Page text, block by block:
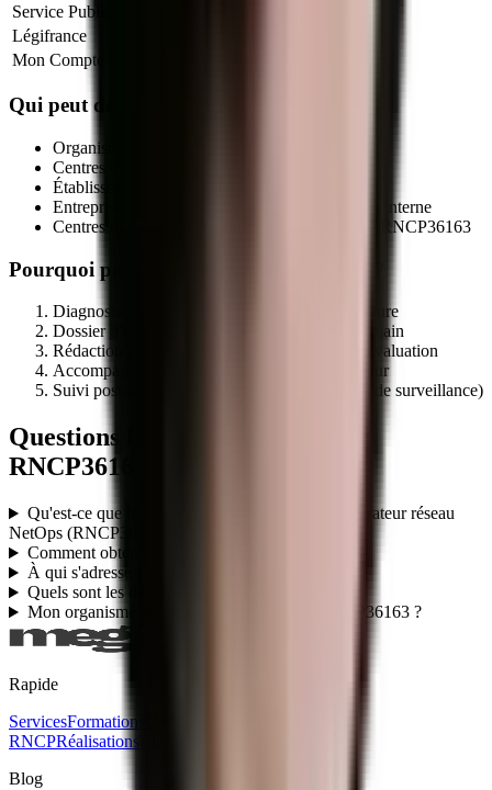
Service Public
Légifrance
Mon Compte Formation
Qui peut délivrer le titre
Organismes de formation déclarés (NDA actif)
Centres de formation d'apprentis (CFA)
Établissements publics de formation
Entreprises qualifiées via leur service formation interne
Centres habilités par le certificateur sur la fiche
RNCP36163
Pourquoi passer par MEG Business 360 ?
Diagnostic préalable d'éligibilité de votre structure
Dossier d'habilitation centre évaluateur clé en main
Rédaction programme + référentiel + outils d'évaluation
Accompagnement audit initial par le certificateur
Suivi post-habilitation (renouvellement, audits de surveillance)
Questions fréquentes sur le titre
RNCP36163
Qu'est-ce que le titre professionnel TP - Administrateur réseau
NetOps (RNCP36163) ?
Comment obtenir le titre RNCP36163 ?
À qui s'adresse ce titre RNCP36163 ?
Quels sont les débouchés du titre RNCP36163 ?
Mon organisme peut-il faire passer le titre RNCP36163 ?
Rapide
ServicesFormations
RNCPRéalisations
Blog